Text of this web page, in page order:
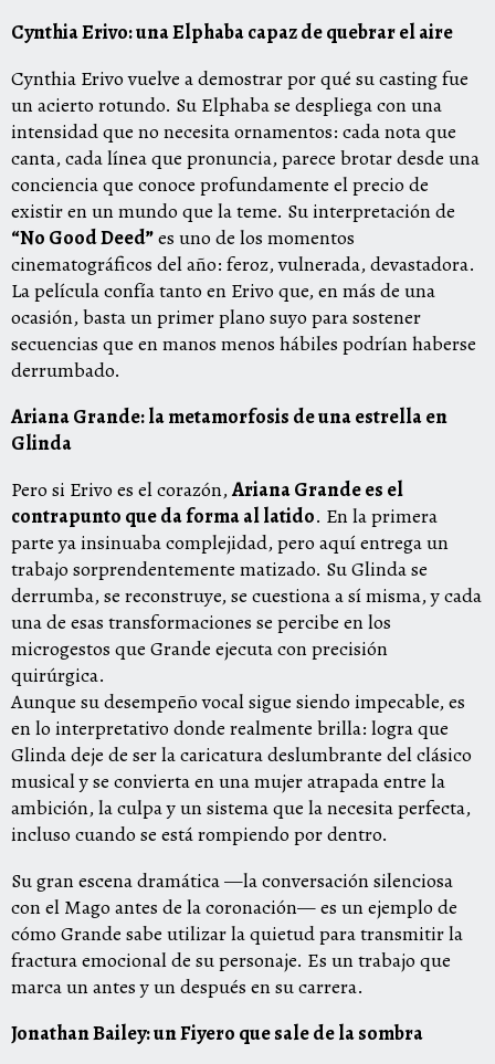
Cynthia Erivo: una Elphaba capaz de quebrar el aire
Cynthia Erivo vuelve a demostrar por qué su casting fue
un acierto rotundo. Su Elphaba se despliega con una
intensidad que no necesita ornamentos: cada nota que
canta, cada línea que pronuncia, parece brotar desde una
conciencia que conoce profundamente el precio de
existir en un mundo que la teme. Su interpretación de
“No Good Deed”es uno de los momentos
cinematográficos del año: feroz, vulnerada, devastadora.
La película confía tanto en Erivo que, en más de una
ocasión, basta un primer plano suyo para sostener
secuencias que en manos menos hábiles podrían haberse
derrumbado.
Ariana Grande: la metamorfosis de una estrella en
Glinda
Pero si Erivo es el corazón,Ariana Grande es el
contrapunto que da forma al latido. En la primera
parte ya insinuaba complejidad, pero aquí entrega un
trabajo sorprendentemente matizado. Su Glinda se
derrumba, se reconstruye, se cuestiona a sí misma, y cada
una de esas transformaciones se percibe en los
microgestos que Grande ejecuta con precisión
quirúrgica.
Aunque su desempeño vocal sigue siendo impecable, es
en lo interpretativo donde realmente brilla: logra que
Glinda deje de ser la caricatura deslumbrante del clásico
musical y se convierta en una mujer atrapada entre la
ambición, la culpa y un sistema que la necesita perfecta,
incluso cuando se está rompiendo por dentro.
Su gran escena dramática —la conversación silenciosa
con el Mago antes de la coronación— es un ejemplo de
cómo Grande sabe utilizar la quietud para transmitir la
fractura emocional de su personaje. Es un trabajo que
marca un antes y un después en su carrera.
Jonathan Bailey: un Fiyero que sale de la sombra